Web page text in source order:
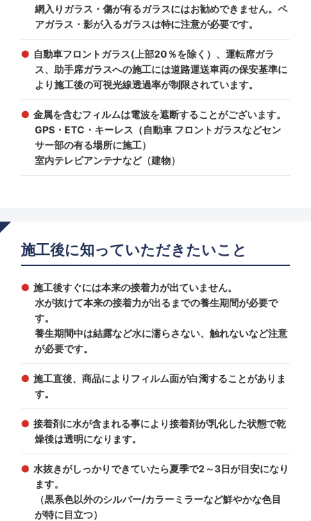
網入りガラス・傷が有るガラスにはお勧めできません。ペ
アガラス・影が入るガラスは特に注意が必要です。
自動車フロントガラス(上部20％を除く）、運転席ガラ
ス、助手席ガラスへの施工には道路運送車両の保安基準に
より施工後の可視光線透過率が制限されています。
金属を含むフィルムは電波を遮断することがございます。
GPS・ETC・キーレス（自動車 フロントガラスなどセン
サー部の有る場所に施工）
室内テレビアンテナなど（建物）
施工後に知っていただきたいこと
施工後すぐには本来の接着力が出ていません。
水が抜けて本来の接着力が出るまでの養生期間が必要で
す。
養生期間中は結露など水に濡らさない、触れないなど注意
が必要です。
施工直後、商品によりフィルム面が白濁することがありま
す。
接着剤に水が含まれる事により接着剤が乳化した状態で乾
燥後は透明になります。
水抜きがしっかりできていたら夏季で2～3日が目安になり
ます。
（黒系色以外のシルバー/カラーミラーなど鮮やかな色目
が特に目立つ）